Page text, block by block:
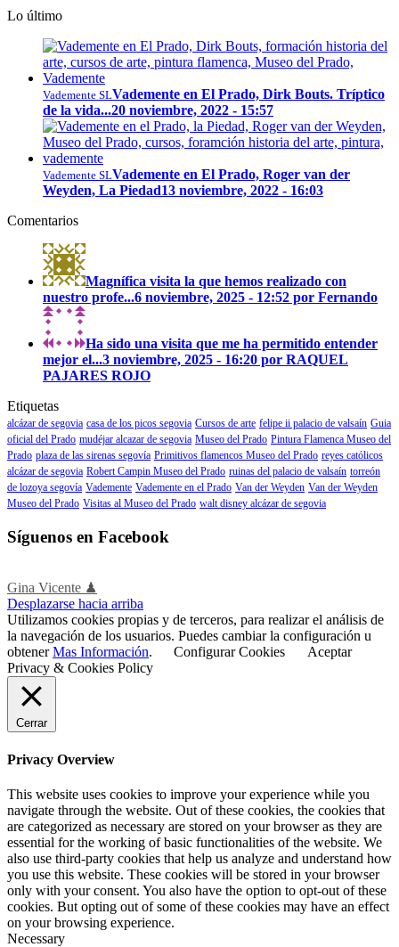
Lo último
Vademente SLVademente en El Prado, Dirk Bouts. Tríptico
de la vida...20 noviembre, 2022 - 15:57
Vademente SLVademente en El Prado, Roger van der
Weyden, La Piedad13 noviembre, 2022 - 16:03
Comentarios
Magnífica visita la que hemos realizado con
nuestro profe...6 noviembre, 2025 - 12:52 por Fernando
Ha sido una visita que me ha permitido entender
mejor el...3 noviembre, 2025 - 16:20 por RAQUEL
PAJARES ROJO
Etiquetas
alcázar de segovia casa de los picos segovia Cursos de arte felipe ii palacio de valsaín Guia
oficial del Prado mudéjar alcazar de segovia Museo del Prado Pintura Flamenca Museo del
Prado plaza de las sirenas segovía Primitivos flamencos Museo del Prado reyes católicos
alcázar de segovia Robert Campin Museo del Prado ruinas del palacio de valsaín torreón
de lozoya segovía Vademente Vademente en el Prado Van der Weyden Van der Weyden
Museo del Prado Visitas al Museo del Prado walt disney alcázar de segovia
Síguenos en Facebook
Gina Vicente ♟
Desplazarse hacia arriba
Utilizamos cookies propias y de terceros, para realizar el análisis de
la navegación de los usuarios. Puedes cambiar la configuración u
obtenerMas Información. Configurar Cookies
Aceptar
Privacy & Cookies Policy
Cerrar
Privacy Overview
This website uses cookies to improve your experience while you
navigate through the website. Out of these cookies, the cookies that
are categorized as necessary are stored on your browser as they are
essential for the working of basic functionalities of the website. We
also use third-party cookies that help us analyze and understand how
you use this website. These cookies will be stored in your browser
only with your consent. You also have the option to opt-out of these
cookies. But opting out of some of these cookies may have an effect
on your browsing experience.
Necessary